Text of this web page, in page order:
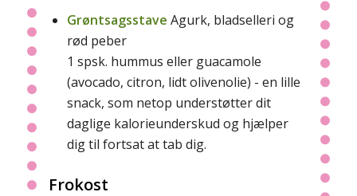
Grøntsagsstave Agurk, bladselleri og
rød peber
1 spsk. hummus eller guacamole
(avocado, citron, lidt olivenolie) - en lille
snack, som netop understøtter dit
daglige kalorieunderskud og hjælper
dig til fortsat at tab dig.
Frokost